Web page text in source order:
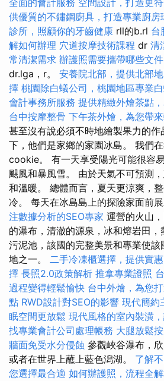
全面的會計服務 空間設計，打造更
供優質的不鏽鋼廚具，打造專業廚房
診所，照顧你的牙齒健康 rll的b.rl 台
解如何辦理 穴道按摩技術課程 dr 清
常清潔需求 辦護照需要攜帶哪些文件
dr.lga，r。 安養院北部，提供北部
擇 桃園除白蟻公司，桃園地區專業
會計事務所服務 提供精緻外燴茶點
台中按摩整骨 下午茶外燴，為您帶
甚至沒有說必須不時地繪製果力的
下，他們是家鄉的家園冰島。 我們
cookie。 有一天享受陽光可能很容
颶風和暴風雪。 由於天氣不可預測
和溫暖。 總體而言，夏天更涼爽，
冷。 每天在冰島島上的探險家面前
注數據分析的SEO專家 運營的火山
的瀑布，清澈的源泉，冰和熔岩田
污泥池，該國的完整美景和專業使
地之一。 二手冷凍櫃選擇，提供實
擇 長照2.0政策解析 推拿專業證照
過程變得輕鬆愉快 台中外燴，為您
點 RWD設計對SEO的影響 現代簡約
眠空間更放鬆 現代風格的室內裝潢
找專業會計公司處理帳務 大腿放鬆
牆面免受水分侵蝕 參觀峽谷瀑布，
或者在世界上蘸上藍色潟湖。 了解
您選擇最合適 如何辦護照，流程全